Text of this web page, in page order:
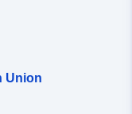
Union